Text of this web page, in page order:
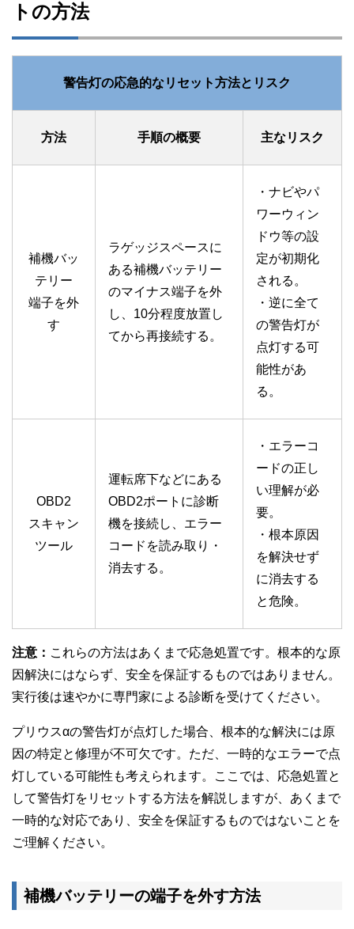
トの方法
警告灯の応急的なリセット方法とリスク
方法 手順の概要 主なリスク
補機バッ
テリー
端子を外
す
ラゲッジスペースに
ある補機バッテリー
のマイナス端子を外
し、10分程度放置し
てから再接続する。
・ナビやパ
ワーウィン
ドウ等の設
定が初期化
される。
・逆に全て
の警告灯が
点灯する可
能性があ
る。
OBD2
スキャン
ツール
運転席下などにある
OBD2ポートに診断
機を接続し、エラー
コードを読み取り・
消去する。
・エラーコ
ードの正し
い理解が必
要。
・根本原因
を解決せず
に消去する
と危険。
注意： これらの方法はあくまで応急処置です。根本的な原
因解決にはならず、安全を保証するものではありません。
実行後は速やかに専門家による診断を受けてください。
プリウスαの警告灯が点灯した場合、根本的な解決には原
因の特定と修理が不可欠です。ただ、一時的なエラーで点
灯している可能性も考えられます。ここでは、応急処置と
して警告灯をリセットする方法を解説しますが、あくまで
一時的な対応であり、安全を保証するものではないことを
ご理解ください。
補機バッテリーの端子を外す方法